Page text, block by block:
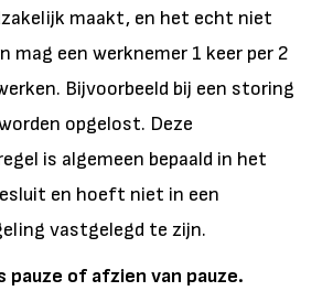
maakt, en het echt niet
mag een werknemer 1 keer per 2
Bijvoorbeeld bij een storing
opgelost. Deze
is algemeen bepaald in het
en hoeft niet in een
vastgelegd te zijn.
pauze of afzien van pauze.